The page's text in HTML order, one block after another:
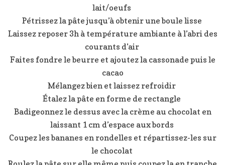
lait/oeufs
Pétrissez la pâte jusqu’à obtenir une boule lisse
Laissez reposer 3h à température ambiante à l’abri des
courants d’air
Faites fondre le beurre et ajoutez la cassonade puis le
cacao
Mélangez bien et laissez refroidir
Étalez la pâte en forme de rectangle
Badigeonnez le dessus avec la crème au chocolat en
laissant 1 cm d’espace aux bords
Coupez les bananes en rondelles et répartissez-les sur
le chocolat